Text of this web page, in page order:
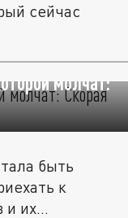
сейчас
молчат:
быть
к
их...